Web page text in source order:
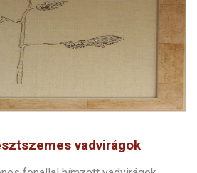
vadvirágok